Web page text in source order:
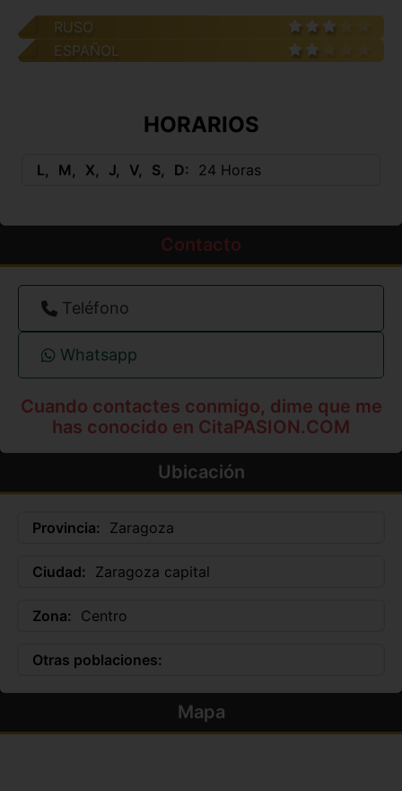
RUSO
ESPAÑOL
HORARIOS
L M X J V S D 24 Horas
Contacto
Teléfono
Whatsapp
Cuando contactes conmigo, dime que me
has conocido en CitaPASION.COM
Ubicación
Provincia: Zaragoza
Ciudad: Zaragoza capital
Zona: Centro
Otras poblaciones:
Mapa